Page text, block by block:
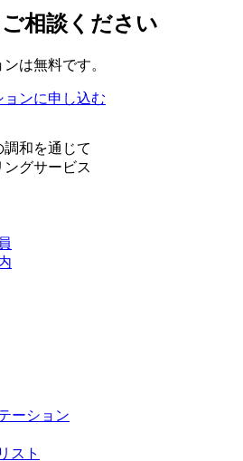
相談ください
は無料です。
ンに申し込む
和を通じて
グサービス
ーション
スト